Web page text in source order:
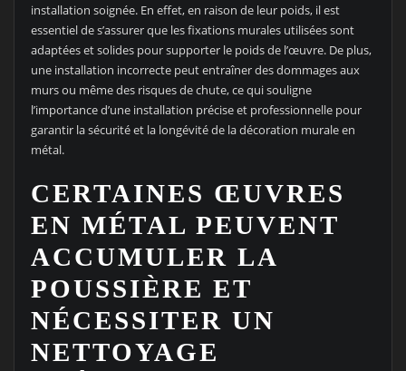
installation soignée. En effet, en raison de leur poids, il est
essentiel de s’assurer que les fixations murales utilisées sont
adaptées et solides pour supporter le poids de l’œuvre. De plus,
une installation incorrecte peut entraîner des dommages aux
murs ou même des risques de chute, ce qui souligne
l’importance d’une installation précise et professionnelle pour
garantir la sécurité et la longévité de la décoration murale en
métal.
CERTAINES ŒUVRES
EN MÉTAL PEUVENT
ACCUMULER LA
POUSSIÈRE ET
NÉCESSITER UN
NETTOYAGE